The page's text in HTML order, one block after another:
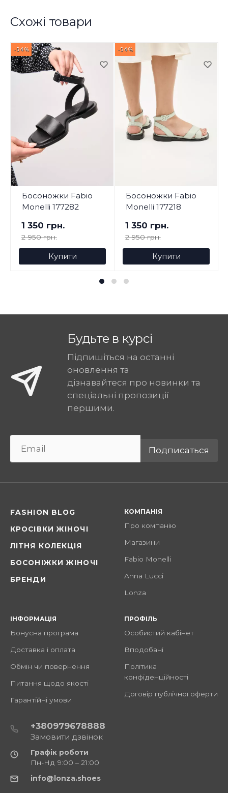
Схожі товари
-54%
Босоножки Fabio
Monelli 177282
1 350 грн.
2 950 грн.
Купити
-54%
Босоножки Fabio
Monelli 177218
1 350 грн.
2 950 грн.
Купити
Будьте в курсі
Підпишіться на останні
оновлення та
дізнавайтеся про новинки та
спеціальні пропозиції
першими.
Подписаться
FASHION BLOG
КРОСІВКИ ЖІНОЧІ
ЛІТНЯ КОЛЕКЦІЯ
БОСОНІЖКИ ЖІНОЧІ
БРЕНДИ
КОМПАНІЯ
Про компанію
Магазини
Fabio Monelli
Anna Lucci
Lonza
ІНФОРМАЦІЯ
Бонусна програма
Доставка і оплата
Обмін чи повернення
Питання щодо якості
Гарантійні умови
ПРОФІЛЬ
Особистий кабінет
Вподобані
Політика
конфіденційності
Договір публічної оферти
+380979678888
Замовити дзвінок
Графік роботи
Пн-Нд 9:00 – 21:00
info@lonza.shoes